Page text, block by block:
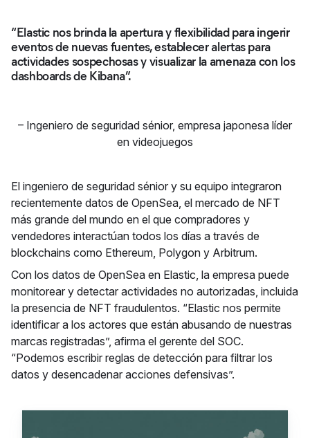
“Elastic nos brinda la apertura y flexibilidad para ingerir
eventos de nuevas fuentes, establecer alertas para
actividades sospechosas y visualizar la amenaza con los
dashboards de Kibana”.
– Ingeniero de seguridad sénior, empresa japonesa líder
en videojuegos
El ingeniero de seguridad sénior y su equipo integraron
recientemente datos de OpenSea, el mercado de NFT
más grande del mundo en el que compradores y
vendedores interactúan todos los días a través de
blockchains como Ethereum, Polygon y Arbitrum.
Con los datos de OpenSea en Elastic, la empresa puede
monitorear y detectar actividades no autorizadas, incluida
la presencia de NFT fraudulentos. “Elastic nos permite
identificar a los actores que están abusando de nuestras
marcas registradas”, afirma el gerente del SOC.
“Podemos escribir reglas de detección para filtrar los
datos y desencadenar acciones defensivas”.